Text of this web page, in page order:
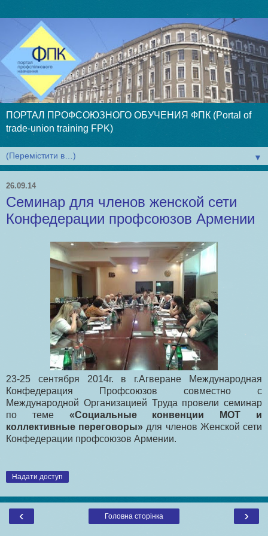
ПОРТАЛ ПРОФСОЮЗНОГО ОБУЧЕНИЯ ФПК (Portal of
trade-union training FPK)
▼
26.09.14
Семинар для членов женской сети
Конфедерации профсоюзов Армении
23-25 сентября 2014г. в г.Агверане Международная
Конфедерация Профсоюзов совместно с
Международной Организацией Труда провели семинар
по теме «Социальные конвенции МОТ и
коллективные переговоры» для членов Женской сети
Конфедерации профсоюзов Армении.
Надати доступ
‹ ›
Головна сторінка